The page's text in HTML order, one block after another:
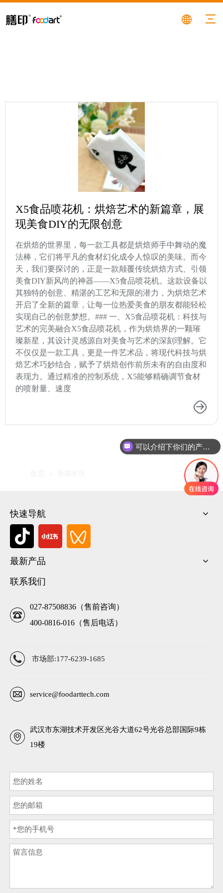
X5食品喷花机：烘焙艺术的新篇章，展
现美食DIY的无限创意
在烘焙的世界里，每一款工具都是烘焙师手中舞动的魔
法棒，它们将平凡的食材幻化成令人惊叹的美味。而今
天，我们要探讨的，正是一款颠覆传统烘焙方式、引领
美食DIY新风尚的神器——X5食品喷花机。这款设备以
其独特的创意、精湛的工艺和无限的潜力，为烘焙艺术
开启了全新的篇章，让每一位热爱美食的朋友都能轻松
实现自己的创意梦想。### 一、X5食品喷花机：科技与
艺术的完美融合X5食品喷花机，作为烘焙界的一颗璀
璨新星，其设计灵感源自对美食与艺术的深刻理解。它
不仅仅是一款工具，更是一件艺术品，将现代科技与烘
焙艺术巧妙结合，赋予了烘焙创作前所未有的自由度和
表现力。通过精准的控制系统，X5能够精确调节食材
的喷射量、速度
快速导航
最新产品
联系我们
027-87508836（售前咨询）
400-0816-016（售后电话）
市场部:177-6239-1685
service@foodarttech.com
武汉市东湖技术开发区光谷大道62号光谷总部国际9栋
19楼
可以介绍下你们的产品么